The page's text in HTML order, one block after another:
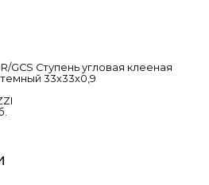
GCS Ступень угловая клееная
33x33x0,9